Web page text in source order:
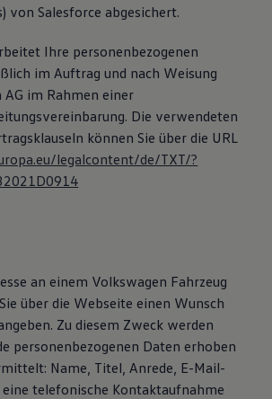
von Salesforce abgesichert.
Ihre personenbezogenen
im Auftrag und nach Weisung
AG im Rahmen einer
Die verwendeten
können Sie über die URL
legalcontent/de/TXT/?
an einem Volkswagen Fahrzeug
über die Webseite einen Wunsch
Zu diesem Zweck werden
personenbezogenen Daten erhoben
Name, Titel, Anrede, E-Mail-
telefonische Kontaktaufnahme